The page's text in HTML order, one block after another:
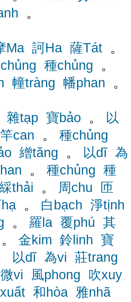
。
Ma 訶Ha 薩Tát 。
種chủng 。
幢tràng 幡phan 。
雜tạp 寶bảo 。 以
竿can 。 種chủng
繒tăng 。 以dĩ 為
。 種chủng 種
thải 。 周chu
匝
。 白bạch 淨tịnh
。 羅la 覆phú 其
。 金kim 鈴linh 寶
以dĩ 為vi 莊trang
微vi 風phong
吹xuy
和hòa 雅nhã